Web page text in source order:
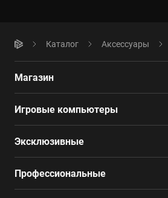
Каталог Аксессуары
Магазин
Игровые компьютеры
Эксклюзивные
Профессиональные